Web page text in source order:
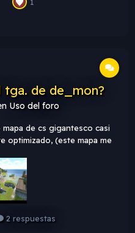
tga. de de_mon?
Uso del foro
de cs gigantesco casi
optimizado, (este mapa me
de skybox, claro pero de
cielo que sea así pero con
2 respuestas